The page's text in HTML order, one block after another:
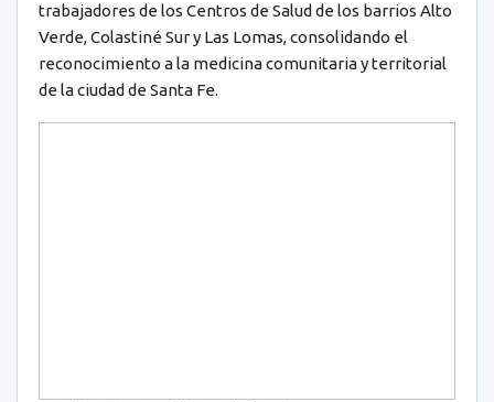
trabajadores de los Centros de Salud de los barrios Alto
Verde, Colastiné Sur y Las Lomas, consolidando el
reconocimiento a la medicina comunitaria y territorial
de la ciudad de Santa Fe.